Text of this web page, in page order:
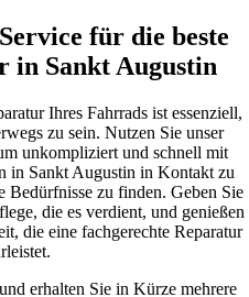
für die beste
in Sankt Augustin
Ihres Fahrrads ist essenziell,
zu sein. Nutzen Sie unser
unkompliziert und schnell mit
in Sankt Augustin in Kontakt zu
Bedürfnisse zu finden. Geben Sie
die es verdient, und genießen
die eine fachgerechte Reparatur
erhalten Sie in Kürze mehrere